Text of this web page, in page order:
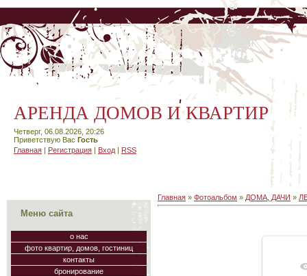
АРЕНДА ДОМОВ И КВАРТИР
Четверг, 06.08.2026, 20:26
Приветствую Вас Гость
Главная | Регистрация | Вход | RSS
Меню сайта
о нас
фото квартир, домов, гостиниц
контакты
бронирование
Главная » Фотоальбом » ДОМА, ДАЧИ »